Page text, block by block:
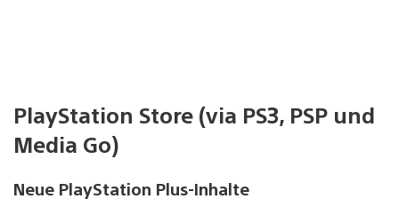
PlayStation Store (via PS3, PSP und
Media Go)
Neue PlayStation Plus-Inhalte